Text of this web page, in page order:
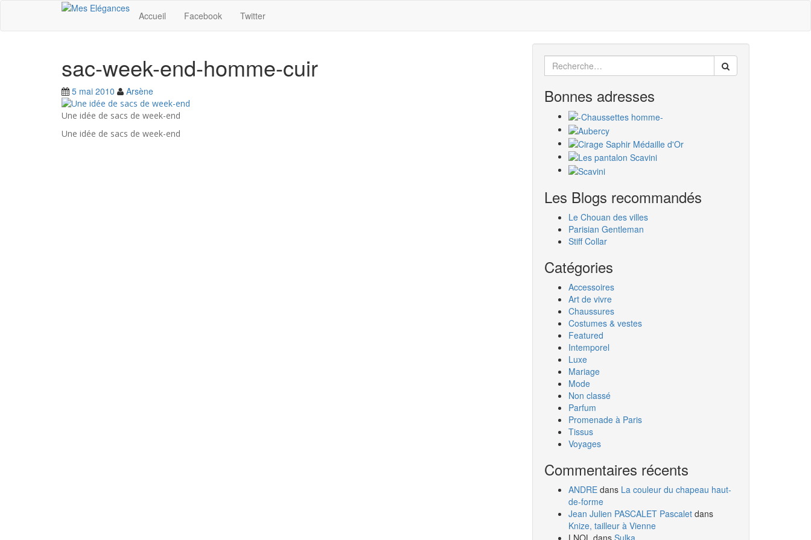
Accueil Facebook Twitter
sac-week-end-homme-cuir
5 mai 2010 Arsène
Une idée de sacs de week-end
Une idée de sacs de week-end
Search
for:
Bonnes adresses
Les Blogs recommandés
Le Chouan des villes
Parisian Gentleman
Stiff Collar
Catégories
Accessoires
Art de vivre
Chaussures
Costumes & vestes
Featured
Intemporel
Luxe
Mariage
Mode
Non classé
Parfum
Promenade à Paris
Tissus
Voyages
Commentaires récents
ANDRE dans La couleur du chapeau haut-
de-forme
Jean Julien PASCALET Pascalet dans
Knize, tailleur à Vienne
LNOL dans Sulka